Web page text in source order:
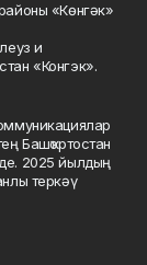
«Көнгәк»
и
«Конгэк».
Башҡортостан
2025 йылдың
теркәү